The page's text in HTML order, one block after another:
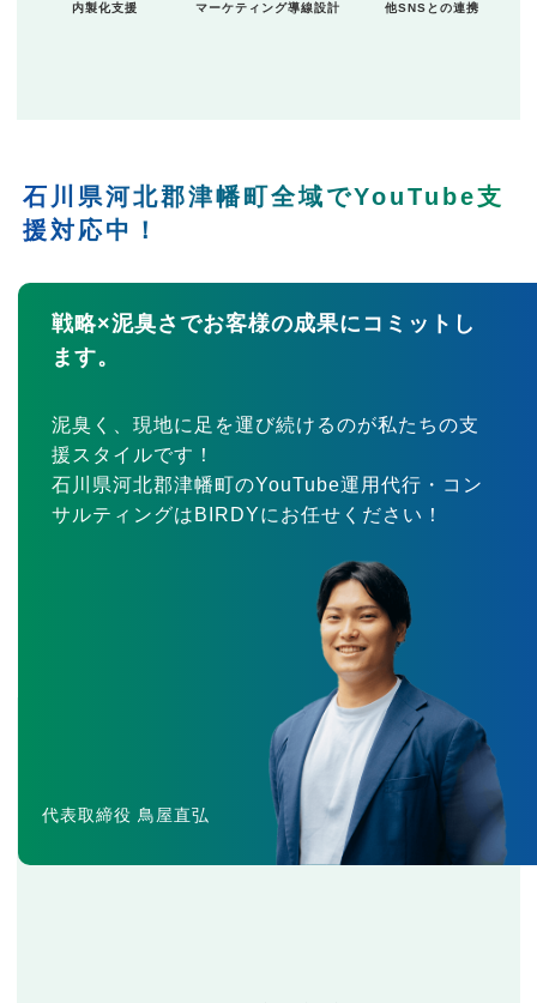
内製化支援 マーケティング導線設計 他SNSとの連携
石川県河北郡津幡町全域でYouTube支
援対応中！
戦略×泥臭さでお客様の成果にコミットし
ます。
泥臭く、現地に足を運び続けるのが私たちの支
援スタイルです！
石川県河北郡津幡町のYouTube運用代行・コン
サルティングはBIRDYにお任せください！
代表取締役 鳥屋直弘